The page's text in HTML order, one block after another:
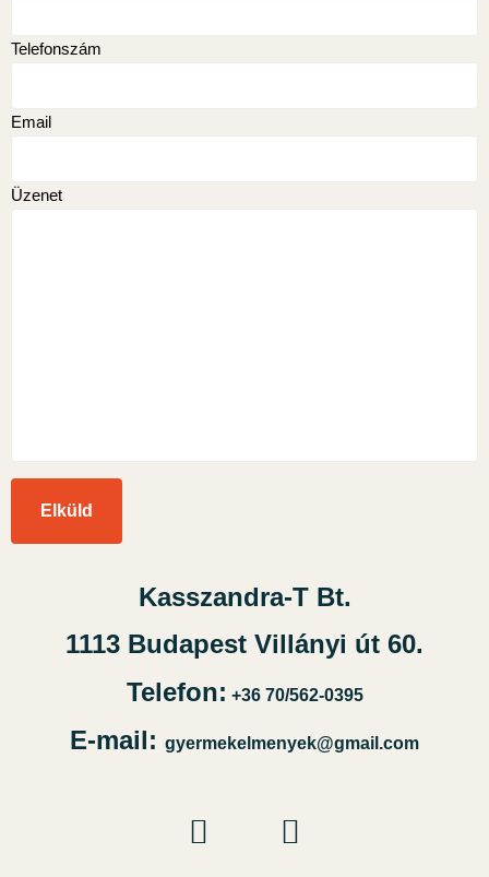
Telefonszám
Email
Üzenet
Kasszandra-T Bt.
1113 Budapest Villányi út 60.
Telefon: +36 70/562-0395
E-mail: gyermekelmenyek@gmail.com